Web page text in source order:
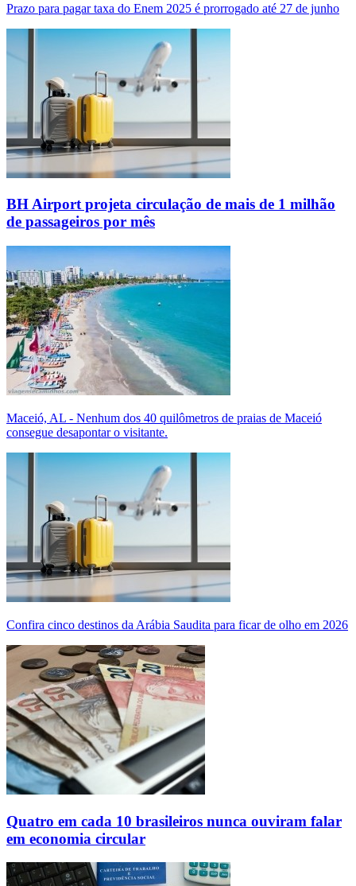
Prazo para pagar taxa do Enem 2025 é prorrogado até 27 de junho
BH Airport projeta circulação de mais de 1 milhão
de passageiros por mês
Maceió, AL - Nenhum dos 40 quilômetros de praias de Maceió
consegue desapontar o visitante.
Confira cinco destinos da Arábia Saudita para ficar de olho em 2026
Quatro em cada 10 brasileiros nunca ouviram falar
em economia circular